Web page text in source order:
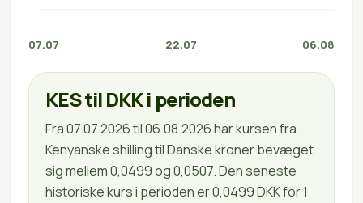
07.07 22.07 06.08
KES til DKK i perioden
Fra 07.07.2026 til 06.08.2026 har kursen fra
Kenyanske shilling til Danske kroner bevæget
sig mellem 0,0499 og 0,0507. Den seneste
historiske kurs i perioden er 0,0499 DKK for 1